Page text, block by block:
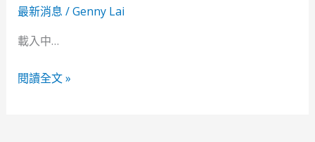
最新消息 /Genny Lai
載入中…
我
們
閱讀全文 »